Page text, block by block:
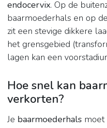
endocervix. Op de
baarmoederhals en op
zit een stevige dikkere
het grensgebied
lagen kan een
Hoe snel kan
verkorten?
Je baarmoederhals moet